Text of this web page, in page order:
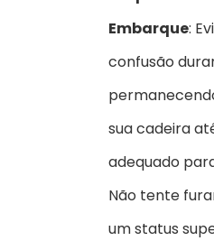
Embarque:
confusão
sua cadeira
adequado
Não tente
um status